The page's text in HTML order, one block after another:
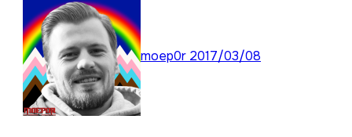
moep0r 2017/03/08